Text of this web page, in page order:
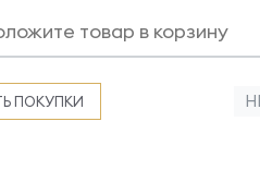
ПОКУПКИ